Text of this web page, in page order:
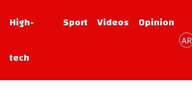
High-
tech
Sport Videos Opinion
AR